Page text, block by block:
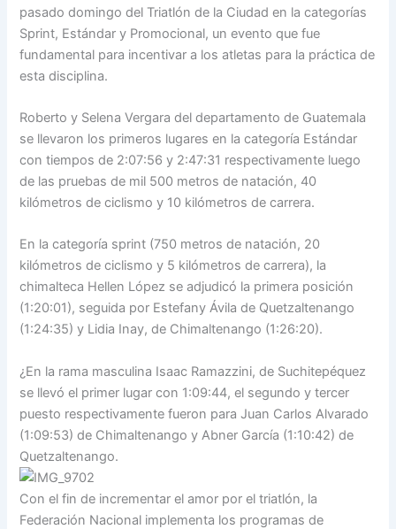
pasado domingo del Triatlón de la Ciudad en la categorías
Sprint, Estándar y Promocional, un evento que fue
fundamental para incentivar a los atletas para la práctica de
esta disciplina.
Roberto y Selena Vergara del departamento de Guatemala
se llevaron los primeros lugares en la categoría Estándar
con tiempos de 2:07:56 y 2:47:31 respectivamente luego
de las pruebas de mil 500 metros de natación, 40
kilómetros de ciclismo y 10 kilómetros de carrera.
En la categoría sprint (750 metros de natación, 20
kilómetros de ciclismo y 5 kilómetros de carrera), la
chimalteca Hellen López se adjudicó la primera posición
(1:20:01), seguida por Estefany Ávila de Quetzaltenango
(1:24:35) y Lidia Inay, de Chimaltenango (1:26:20).
¿En la rama masculina Isaac Ramazzini, de Suchitepéquez
se llevó el primer lugar con 1:09:44, el segundo y tercer
puesto respectivamente fueron para Juan Carlos Alvarado
(1:09:53) de Chimaltenango y Abner García (1:10:42) de
Quetzaltenango.
Con el fin de incrementar el amor por el triatlón, la
Federación Nacional implementa los programas de